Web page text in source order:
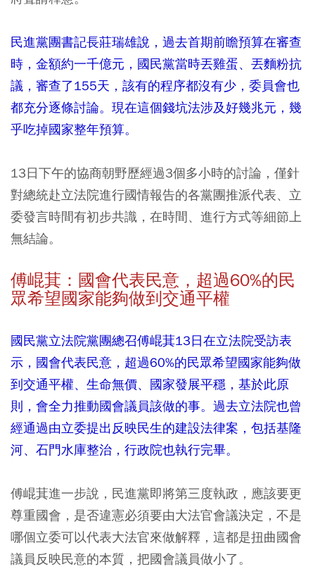
民進黨團書記長莊瑞雄說，過去首期前瞻預算在審查
時，金額約一千億元，國民黨當時丟雞蛋、丟麵粉抗
議，審查了155天，該有的程序都沒有少，委員會也
都充分逐條討論。現在這個錢坑法涉及好幾兆元，幾
乎吃掉國家整年預算。
13日下午的協商朝野歷經過3個多小時的討論，僅針
對總統赴立法院進行國情報告的各黨團推派代表、立
委發言時間有初步共識，在時間、進行方式等細節上
無結論。
傅崐萁：國會代表民意，超過60%的民
眾希望國家能夠做到交通平權
國民黨立法院黨團總召傅崐萁13日在立法院受訪表
示，國會代表民意，超過60%的民眾希望國家能夠做
到交通平權、生命無價、國家發展平穩，基於此原
則，會全力推動國會議員該做的事。過去立法院也曾
經通過由立委提出反映民生的建設法律案，包括基隆
河、石門水庫整治，行政院也執行完畢。
傅崐萁進一步說，民進黨即將第三度執政，應該要更
尊重國會，是否違憲必須要由大法官會議決定，不是
哪個立委可以代表大法官來做解釋，這都是扭曲國會
議員反映民意的本質，把國會議員做小了。